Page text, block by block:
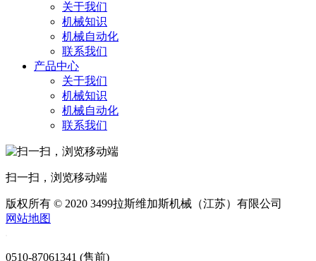
关于我们
机械知识
机械自动化
联系我们
产品中心
关于我们
机械知识
机械自动化
联系我们
扫一扫，浏览移动端
版权所有 © 2020 3499拉斯维加斯机械（江苏）有限公司
网站地图
0510-87061341 (售前)